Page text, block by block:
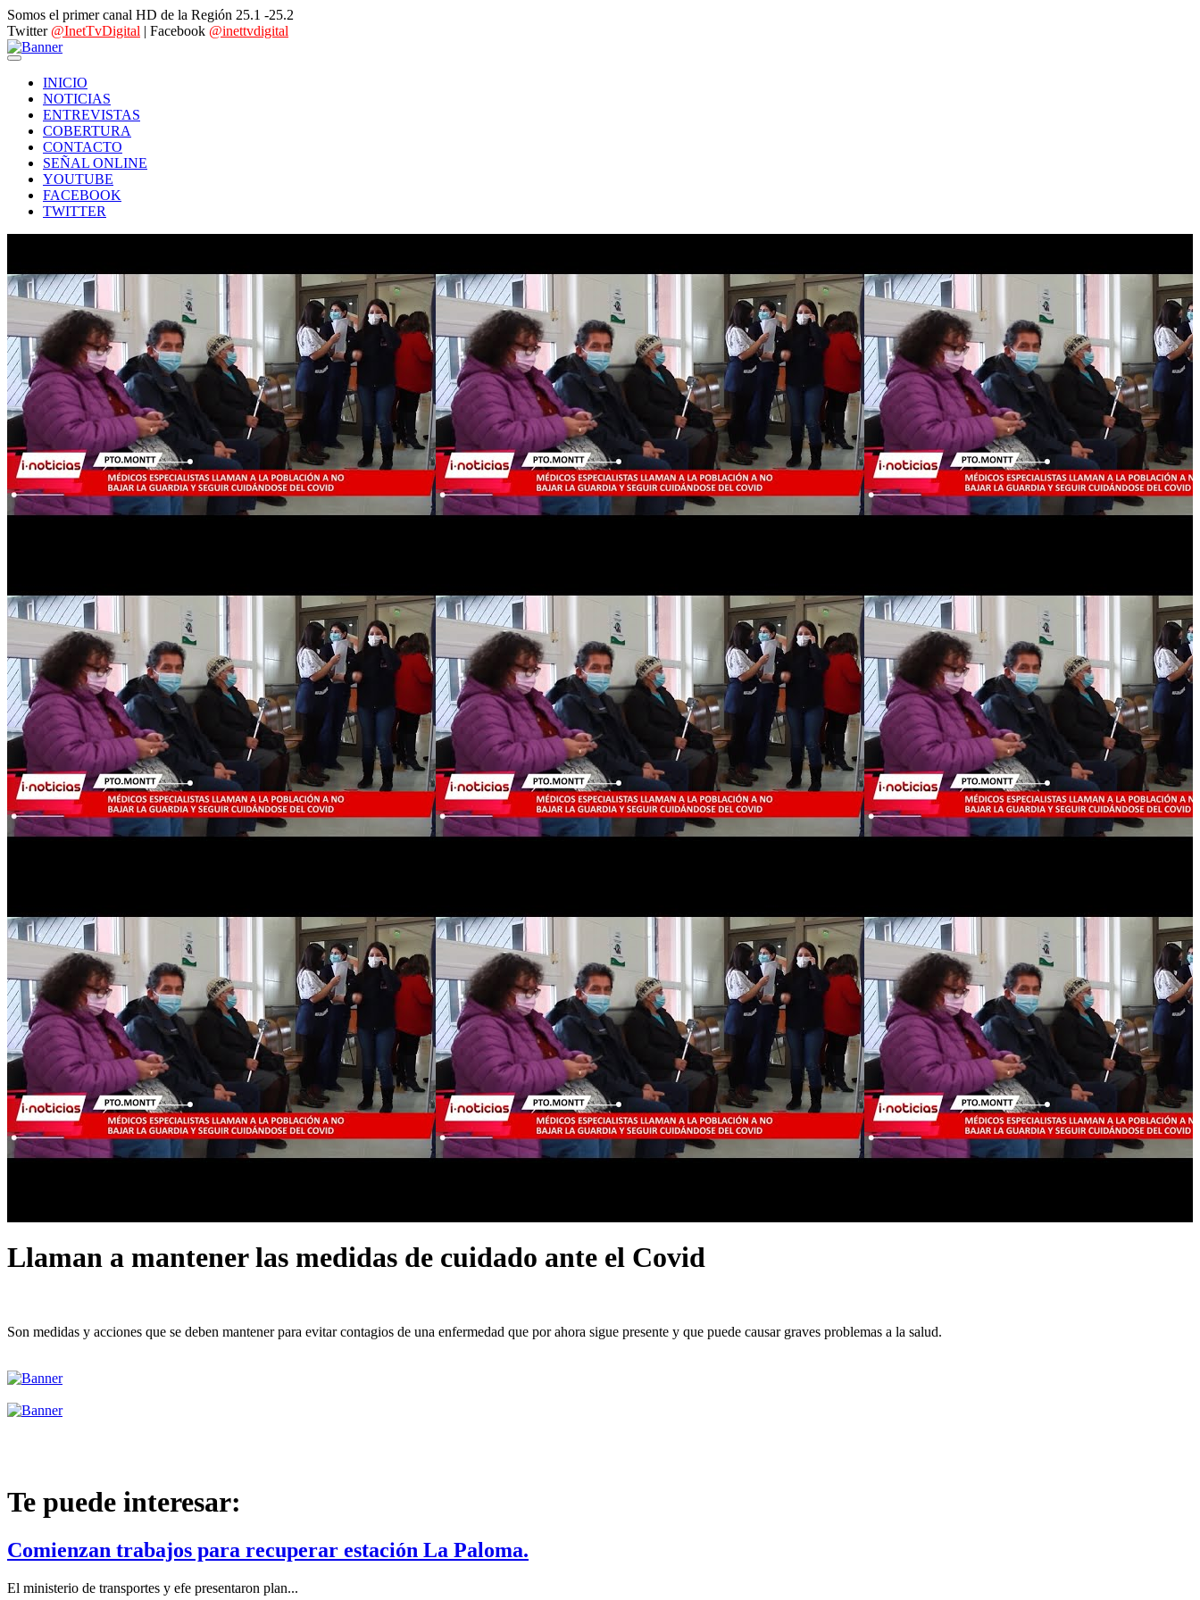
Somos el primer canal HD de la Región 25.1 -25.2
Twitter @InetTvDigital | Facebook @inettvdigital
INICIO
NOTICIAS
ENTREVISTAS
COBERTURA
CONTACTO
SEÑAL ONLINE
YOUTUBE
FACEBOOK
TWITTER
Llaman a mantener las medidas de cuidado ante el Covid
Son medidas y acciones que se deben mantener para evitar contagios de una enfermedad que por ahora sigue presente y que puede causar graves problemas a la salud.
Te puede interesar:
Comienzan trabajos para recuperar estación La Paloma.
El ministerio de transportes y efe presentaron plan...